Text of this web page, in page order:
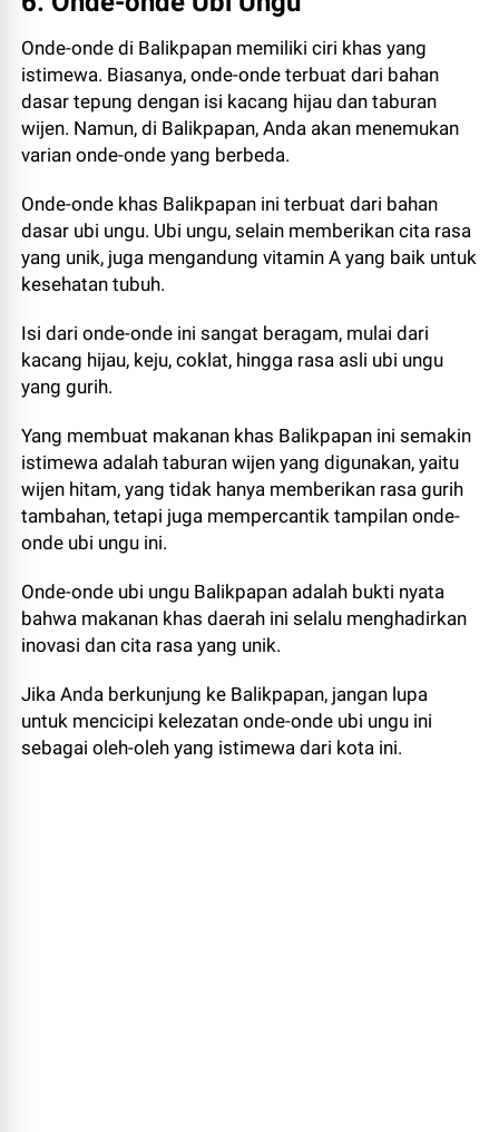
Onde-onde di Balikpapan memiliki ciri khas yang
istimewa. Biasanya, onde-onde terbuat dari bahan
dasar tepung dengan isi kacang hijau dan taburan
wijen. Namun, di Balikpapan, Anda akan menemukan
varian onde-onde yang berbeda.
Onde-onde khas Balikpapan ini terbuat dari bahan
dasar ubi ungu. Ubi ungu, selain memberikan cita rasa
yang unik, juga mengandung vitamin A yang baik untuk
kesehatan tubuh.
Isi dari onde-onde ini sangat beragam, mulai dari
kacang hijau, keju, coklat, hingga rasa asli ubi ungu
yang gurih.
Yang membuat makanan khas Balikpapan ini semakin
istimewa adalah taburan wijen yang digunakan, yaitu
wijen hitam, yang tidak hanya memberikan rasa gurih
tambahan, tetapi juga mempercantik tampilan onde-
onde ubi ungu ini.
Onde-onde ubi ungu Balikpapan adalah bukti nyata
bahwa makanan khas daerah ini selalu menghadirkan
inovasi dan cita rasa yang unik.
Jika Anda berkunjung ke Balikpapan, jangan lupa
untuk mencicipi kelezatan onde-onde ubi ungu ini
sebagai oleh-oleh yang istimewa dari kota ini.